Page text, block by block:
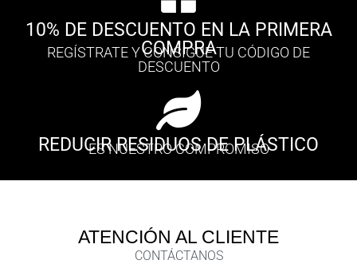
10% DE DESCUENTO EN LA PRIMERA
COMPRA
REGÍSTRATE Y CONSIGUE TU CÓDIGO DE
DESCUENTO
REDUCIR RESIDUOS DE PLÁSTICO
ES NUESTRO COMPROMISO
ATENCIÓN AL CLIENTE
CONTÁCTANOS